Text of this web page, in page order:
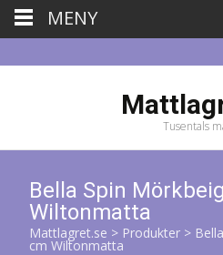
Tusentals
Bella Spin
Wiltonmatta
Mattlagret.se > Produkter >
cm Wiltonmatta
MENY